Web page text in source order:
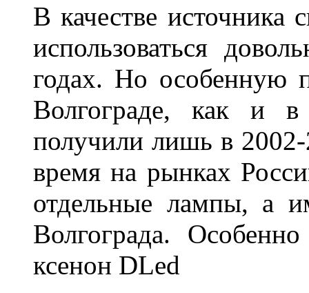
В качестве источника
использоваться
годах. Но особенную
Волгограде, как и
получили лишь в
время на рынках
отдельные лампы, а
Волгограда.
ксенон DLed